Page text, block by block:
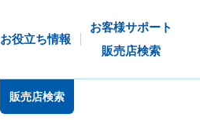
お役立ち情報
お客様サポート
販売店検索
販売店検索